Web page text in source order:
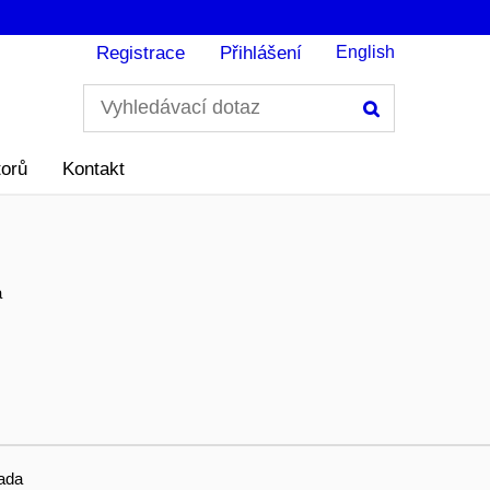
Registrace Přihlášení English
Kontakt